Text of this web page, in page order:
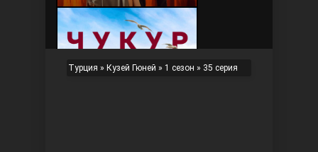
Турция » Кузей Гюней » 1 сезон » 35 серия